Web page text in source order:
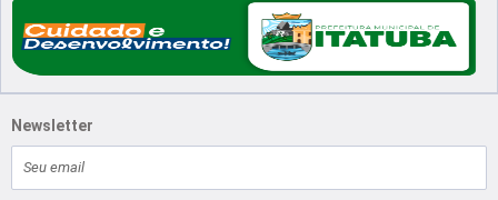
Newsletter
mail